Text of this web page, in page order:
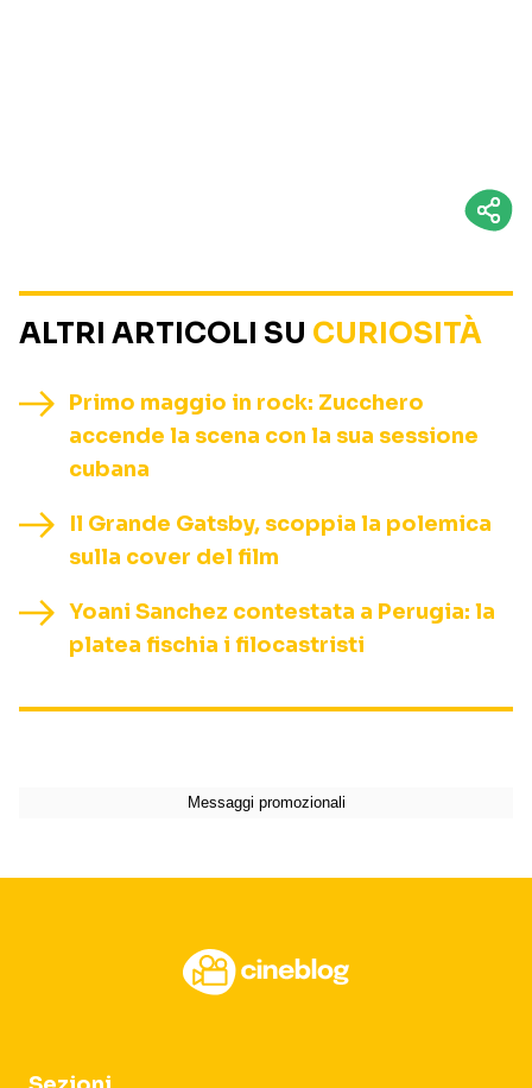
ALTRI ARTICOLI SU CURIOSITÀ
Primo maggio in rock: Zucchero
accende la scena con la sua sessione
cubana
Il Grande Gatsby, scoppia la polemica
sulla cover del film
Yoani Sanchez contestata a Perugia: la
platea fischia i filocastristi